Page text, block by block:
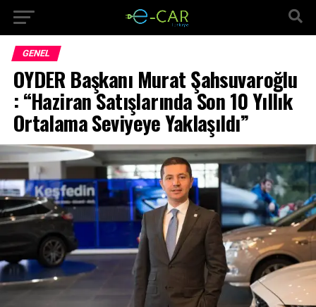
GENEL
OYDER Başkanı Murat Şahsuvaroğlu
: “Haziran Satışlarında Son 10 Yıllık
Ortalama Seviyeye Yaklaşıldı”